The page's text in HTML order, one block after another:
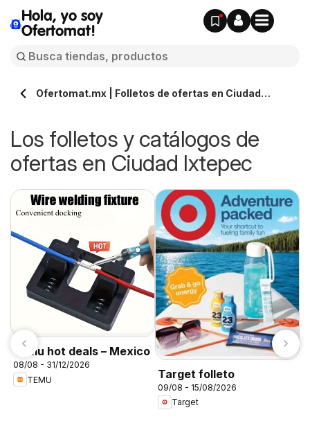
Hola, yo soy
Ofertomat!
Ofertomat.mx | Folletos de ofertas en Ciudad
Los folletos y catálogos de
ofertas en Ciudad Ixtepec
Temu hot deals – Mexico
08/08 - 31/12/2026
TEMU
Target folleto
09/08 - 15/08/2026
Target